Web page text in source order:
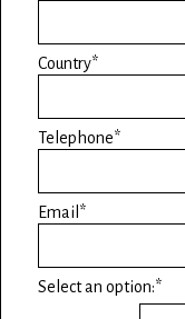
Country*
Telephone*
Email*
Select an option:*